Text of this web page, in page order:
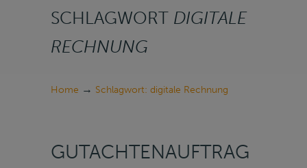
SCHLAGWORT DIGITALE
RECHNUNG
Home → Schlagwort: digitale Rechnung
GUTACHTENAUFTRAG